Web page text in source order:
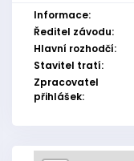
Informace:
Ředitel závodu:
Hlavní rozhodčí:
Stavitel tratí:
Zpracovatel
přihlášek: